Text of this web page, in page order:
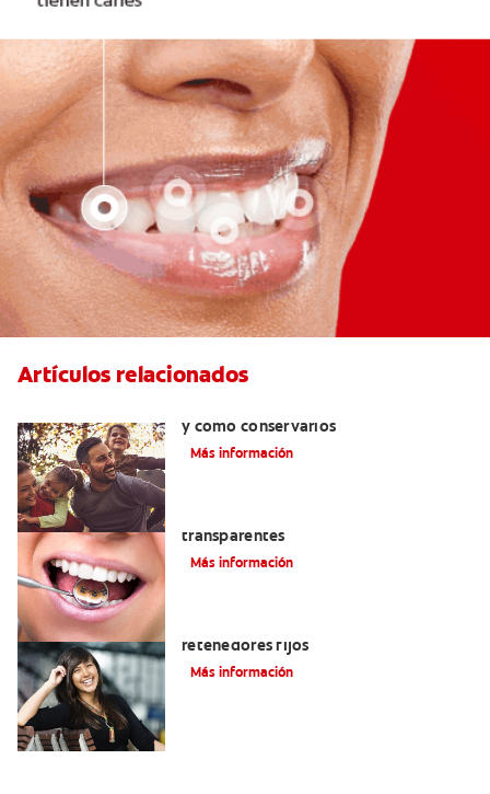
Artículos relacionados
y cómo conservarlos
Más información
transparentes
Más información
retenedores fijos
Más información